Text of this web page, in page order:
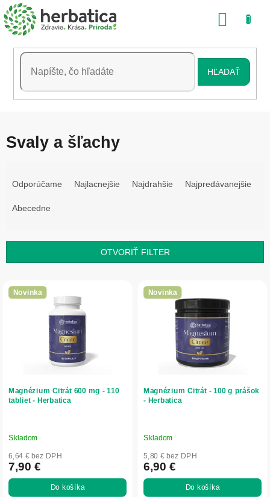
Prejsť
na
obsah
HĽADAŤ
Svaly a šľachy
p
o
d
Odporúčame Najlacnejšie Najdrahšie Najpredávanejšie
Abecedne
OTVORIŤ FILTER
ý
d
u
o
v
Novinka
Magnézium Citrát 600 mg - 110
tabliet - Herbatica
Skladom
6,64 € bez DPH
7,90 €
Do košíka
Novinka
Magnézium Citrát - 100 g prášok
- Herbatica
Skladom
5,80 € bez DPH
6,90 €
Do košíka